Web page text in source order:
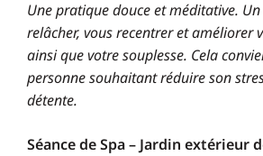
Une pratique douce et méditative.
relâcher, vous recentrer et améliorer
ainsi que votre souplesse. Cela
personne souhaitant réduire son
détente.
Séance de Spa – Jardin extérieur